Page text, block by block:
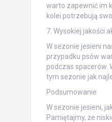
warto zapewnić im
kolei potrzebują
7. Wysokiej jakości
W sezonie jesieni
przypadku psów
podczas spacerów.
tym sezonie jak
Podsumowanie
W sezonie jesieni,
Pamiętajmy, że